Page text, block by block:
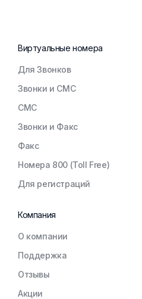
Виртуальные номера
Для Звонков
Звонки и СМС
СМС
Звонки и Факс
Факс
Номера 800 (Toll Free)
Для регистраций
Компания
О компании
Поддержка
Отзывы
Акции